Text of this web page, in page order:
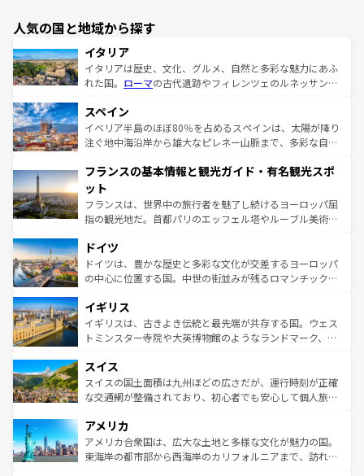
人気の国と地域から探す
イタリア
イタリアは歴史、文化、グルメ、自然と多彩な魅力にあふ
れた国。 ローマの古代遺跡やフィレンツェのルネッサンス
ろん、トスカーナの美しい田園風景やアマルフィ海岸の絶
景など、自然景観も見逃せない。観光の合間には、本場の
ピザやパスタなど、絶品のイタリア料理を堪能することも
ませてくれるイタリアで、忘れられない旅をしてみよう！
なお、新着のイタリア情報は
しい。
スペイン
イベリア半島のほぼ80％を占めるスペインは、太陽が降り
注ぐ地中海沿岸から雄大なピレネー山脈まで、多彩な自然
文化が根付くこの国では、情熱的なフラメンコ、熱気あふ
れる闘牛、そして美味しいタパスが生活の一部となってい
る。首都マドリードの洗練された雰囲気や、バルセロナの
アートに溢れた街角から、地方では古代ローマ遺跡や中世
せる。地方によって風土や気候が異なるスペインはその個
性で訪れる人を魅了する。 なお、新着のスペイン情報は コ
ンテンツ一覧を参照してほしい。
フランスの基本情報と観光ガイド・有名観光スポ
ット
フランスは、世界中の旅行者を魅了し続けるヨーロッパ屈
指の観光地だ。首都パリのエッフェル塔やルーブル美術館
で、幅広い魅力が詰まっている。華麗な宮殿、歴史的な大
聖堂、美しいビーチ、そして豊かな自然が、訪れる者を心
から魅了する。また、フランスは美食の国としても知ら
いる。シャンパンの発祥地であるランス、プロヴァンスの
香り高いラベンダー畑など、多彩な楽しみ方が可能だ。さ
らに、パリ以外の地域にも魅力が溢れており、どの街角に
れる地方に足を運ぶとそれぞれで全く異なる文化を体験で
きるだろう。 なお、新着のフランス情報はコンテンツ一覧
を参照してほしい。
ドイツ
ドイツは、豊かな歴史と多彩な文化が交差するヨーロッパ
の中心に位置する国。中世の街並みが残るロマンチック街
顔を持つこの国は、どこを歩いても飽きることがない。ベ
ルリンの文化的活気、バイエルン州のアルプスの絶景、そ
してライン川沿いのワイン畑といった風景は必見。ビール
は、お酒好きな人にはぜひ体験してほしい。 なお、新着の
ドイツ情報はコンテンツ一覧を参照してほしい。
イギリス
イギリスは、古きよき伝統と最先端が共存する国。ウェス
トミンスター寺院や大英博物館のようなランドマーク、歴
リアごとに異なる魅力がある。また、優雅なアフタヌーン
ティー、ビール好きにはたまらない英国パブ、サッカー観
戦など、本場だからこそできる体験も豊富。イギリスを旅
ンツ一覧を参照してほしい。
スイス
スイスの国土面積は九州ほどの広さだが、運行時刻が正確
な交通網が整備されており、初心者でも安心して個人旅行
の建物がそのまま残る町や、スイスならではのユニークな
博物館もあり、アルプス観光だけでなく町歩きも満喫する
ことができる。国民の所得が高いため物価も高いが、旅行
アメリカ
アメリカ合衆国は、広大な土地と多様な文化が魅力の国。
東海岸の都市部から西海岸のカリフォルニアまで、訪れる